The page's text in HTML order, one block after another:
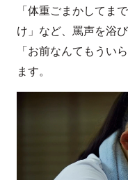
「体重ごまかしてま
け」など、罵声を浴
「お前なんてもうい
ます。